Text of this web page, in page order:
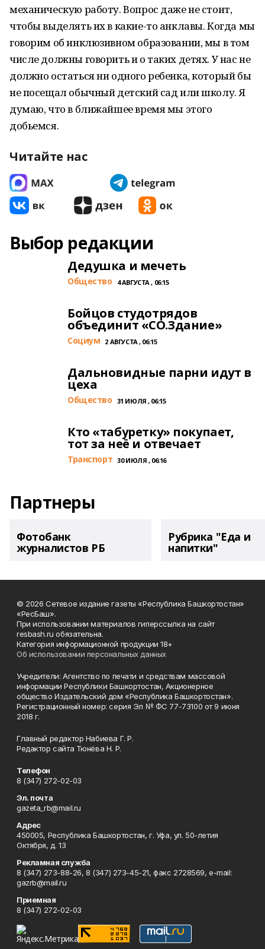
механическую работу. Вопрос даже не стоит,
чтобы выделять их в какие-то анклавы. Когда мы
говорим об инклюзивном образовании, мы в том
числе должны говорить и о таких детях. У нас не
должно остаться ни одного ребенка, который бы
не посещал обычный детский сад или школу. Я
думаю, что в ближайшее время мы этого
добьемся.
Читайте нас
Выбор редакции
Дедушка и мечеть
Общество 4 АВГУСТА , 06:15
Бойцов студотрядов
объединит «СО.Здание»
Cоциум 2 АВГУСТА , 06:15
Дальновидные парни идут в
цеха
Общество 31 ИЮЛЯ , 06:15
Кто «табуретку» покупает,
тот за неё и отвечает
Транспорт 30 ИЮЛЯ , 06:16
Партнеры
Фотобанк
журналистов РБ
Рубрика "Еда и
напитки"
© 2026 Сетевое издание газеты «Республика Башкортостан»
«РесБаш».
При использовании материалов гиперссылка на сайт
resbash.ru обязательна.
Категория информационной продукции 18+
Об использовании персональных данных
Учредители: Агентство по печати и средствам массовой
информации Республики Башкортостан, Акционерное
общество Издательский дом «Республика Башкортостан».
Регистрационный номер: серия Эл № ФС 77-73100 от 9 июня
2018 г.
Главный редактор Набиева Г. Р.
Редактор сайта Тюнёва Н. Р.
Телефон
8 (347) 272-02-03
Эл. почта
gazeta_rb@mail.ru
Адрес
450005, Республика Башкортостан, г. Уфа, ул. 50-летия
Октября, д. 13
Рекламная служба
8 (347) 273-88-26, 8 (347) 273-45-21, факс 2728569, e-mail:
gazrb@mail.ru
Приемная
8 (347) 272-02-03